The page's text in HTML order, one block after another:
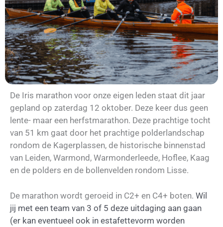
De Iris marathon voor onze eigen leden staat dit jaar
gepland op zaterdag 12 oktober. Deze keer dus geen
lente- maar een herfstmarathon. Deze prachtige tocht
van 51 km gaat door het prachtige polderlandschap
rondom de Kagerplassen, de historische binnenstad
van Leiden, Warmond, Warmonderleede, Hoflee, Kaag
en de polders en de bollenvelden rondom Lisse.
De marathon wordt geroeid in C2+ en C4+ boten. Wil
jij met een team van 3 of 5 deze uitdaging aan gaan
(er kan eventueel ook in estafettevorm worden